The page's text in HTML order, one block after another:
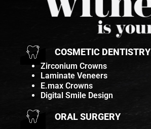
COSMETIC DENTISTRY
Zirconium Crowns
Laminate Veneers
E.max Crowns
Digital Smile Design
ORAL SURGERY